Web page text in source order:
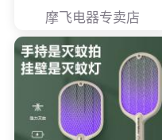
摩飞电器专卖店